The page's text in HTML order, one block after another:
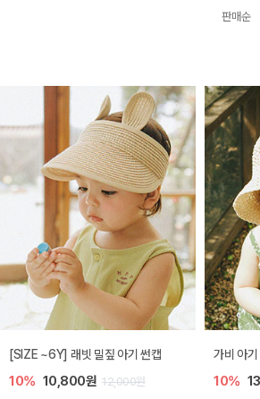
판매순
[SIZE ~6Y] 래빗 밀짚 아기 썬캡
10% 10,800원 12,000원
가비 아기
10%